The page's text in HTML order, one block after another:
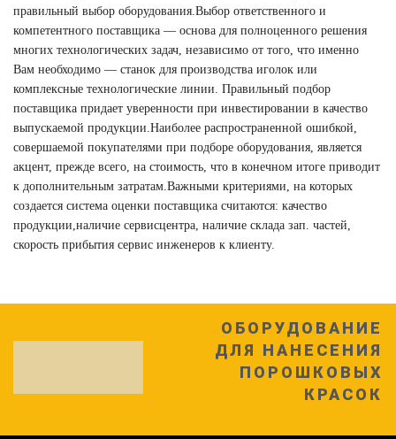
правильный выбор оборудования.Выбор ответственного и
компетентного поставщика — основа для полноценного решения
многих технологических задач, независимо от того, что именно
Вам необходимо — станок для производства иголок или
комплексные технологические линии. Правильный подбор
поставщика придает уверенности при инвестировании в качество
выпускаемой продукции.Наиболее распространенной ошибкой,
совершаемой покупателями при подборе оборудования, является
акцент, прежде всего, на стоимость, что в конечном итоге приводит
к дополнительным затратам.Важными критериями, на которых
создается система оценки поставщика считаются: качество
продукции,наличие сервисцентра, наличие склада зап. частей,
скорость прибытия сервис инженеров к клиенту.
ОБОРУДОВАНИЕ
ДЛЯ НАНЕСЕНИЯ
ПОРОШКОВЫХ
КРАСОК